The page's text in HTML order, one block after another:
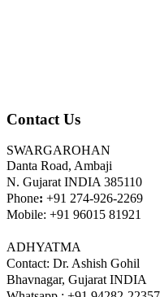
Contact Us
SWARGAROHAN
Danta Road, Ambaji
N. Gujarat INDIA 385110
Phone: +91 274-926-2269
Mobile: +91 96015 81921
ADHYATMA
Contact: Dr. Ashish Gohil
Bhavnagar, Gujarat INDIA